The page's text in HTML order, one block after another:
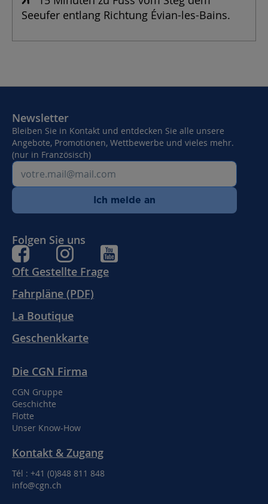
Seeufer entlang Richtung Évian-les-Bains.
Oft Gestellte Frage
Fahrpläne (PDF)
La Boutique
Geschenkkarte
Die CGN Firma
CGN Gruppe
Geschichte
Flotte
Unser Know-How
Kontakt & Zugang
Tél : +41 (0)848 811 848
info@cgn.ch
Newsletter
Bleiben Sie in Kontakt und entdecken Sie alle unsere
Angebote, Promotionen, Wettbewerbe und vieles mehr.
(nur in Französisch)
Ich melde an
Folgen Sie uns